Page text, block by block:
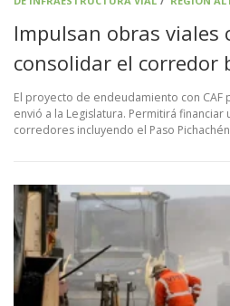
Impulsan obras viales
consolidar el corredor
El proyecto de endeudamiento con
envió a la Legislatura. Permitirá
corredores incluyendo el Paso